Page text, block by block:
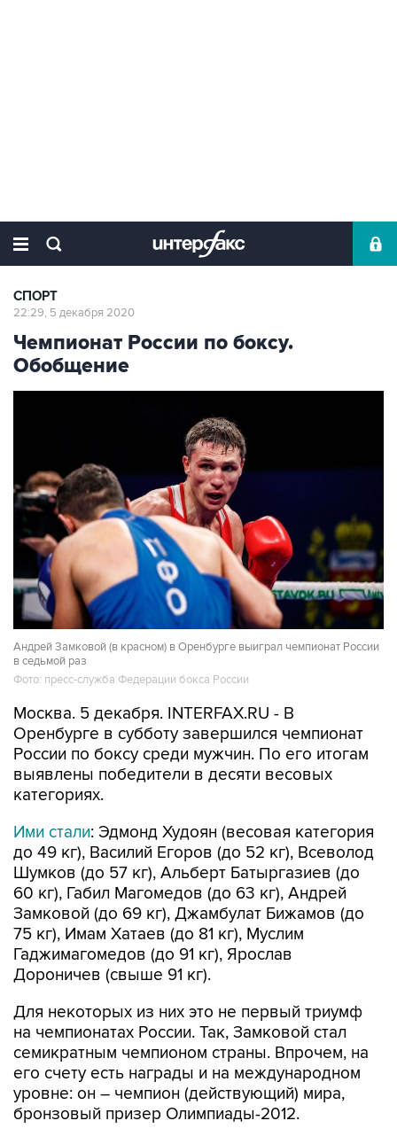
СПОРТ
22:29, 5 декабря 2020
Чемпионат России по боксу.
Обобщение
Андрей Замковой (в красном) в Оренбурге выиграл чемпионат России
в седьмой раз
Фото: пресс-служба Федерации бокса России
Москва. 5 декабря. INTERFAX.RU - В
Оренбурге в субботу завершился чемпионат
России по боксу среди мужчин. По его итогам
выявлены победители в десяти весовых
категориях.
Ими стали: Эдмонд Худоян (весовая категория
до 49 кг), Василий Егоров (до 52 кг), Всеволод
Шумков (до 57 кг), Альберт Батыргазиев (до
60 кг), Габил Магомедов (до 63 кг), Андрей
Замковой (до 69 кг), Джамбулат Бижамов (до
75 кг), Имам Хатаев (до 81 кг), Муслим
Гаджимагомедов (до 91 кг), Ярослав
Дороничев (свыше 91 кг).
Для некоторых из них это не первый триумф
на чемпионатах России. Так, Замковой стал
семикратным чемпионом страны. Впрочем, на
его счету есть награды и на международном
уровне: он – чемпион (действующий) мира,
бронзовый призер Олимпиады-2012.